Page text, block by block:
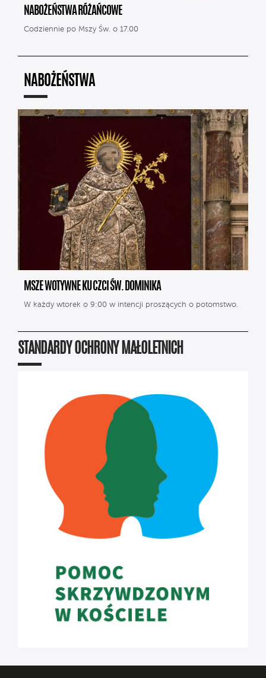
NABOŻEŃSTWA RÓŻAŃCOWE
Codziennie po Mszy Św. o 17.00
NABOŻEŃSTWA
MSZE WOTYWNE KU CZCI ŚW. DOMINIKA
W każdy wtorek o 9:00 w intencji proszących o potomstwo.
STANDARDY OCHRONY MAŁOLETNICH